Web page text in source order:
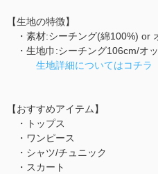
【生地の特徴】
・素材:シーチング(綿100%) or
・生地巾:シーチング106cm/オ
生地詳細についてはコチラ
【おすすめアイテム】
・トップス
・ワンピース
・シャツ/チュニック
・スカート